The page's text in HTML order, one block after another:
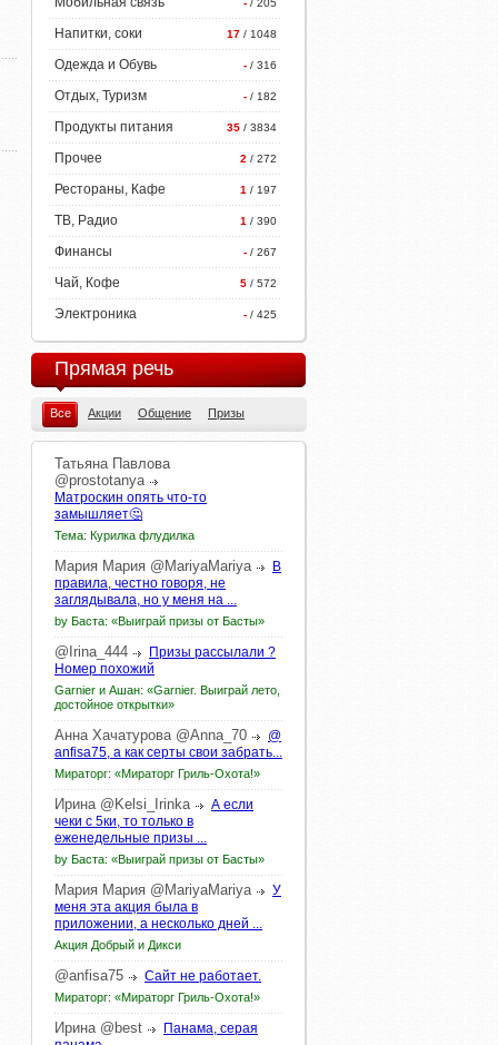
- / 205
17 / 1048
Напитки, соки
- / 316
Одежда и Обувь
- / 182
Отдых, Туризм
35 / 3834
Продукты питания
2 / 272
Прочее
1 / 197
Рестораны, Кафе
1 / 390
ТВ, Радио
- / 267
Финансы
5 / 572
Чай, Кофе
- / 425
Электроника
Прямая речь
Все Акции Общение Призы
Татьяна Павлова
@prostotanya
Матроскин опять что-то
замышляет🤔
Тема: Курилка флудилка
Мария Мария @MariyaMariya
В
правила, честно говоря, не
заглядывала, но у меня на ...
by Баста: «Выиграй призы от Басты»
@Irina_444
Призы рассылали ?
Номер похожий
Garnier и Ашан: «Garnier. Выиграй лето,
достойное открытки»
Анна Хачатурова @Anna_70
@
anfisa75, а как серты свои забрать...
Мираторг: «Мираторг Гриль-Охота!»
Ирина @Kelsi_Irinka
А если
чеки с 5ки, то только в
еженедельные призы ...
by Баста: «Выиграй призы от Басты»
Мария Мария @MariyaMariya
У
меня эта акция была в
приложении, а несколько дней ...
Акция Добрый и Дикси
@anfisa75 Сайт не работает.
Мираторг: «Мираторг Гриль-Охота!»
Ирина @best
Панама, серая